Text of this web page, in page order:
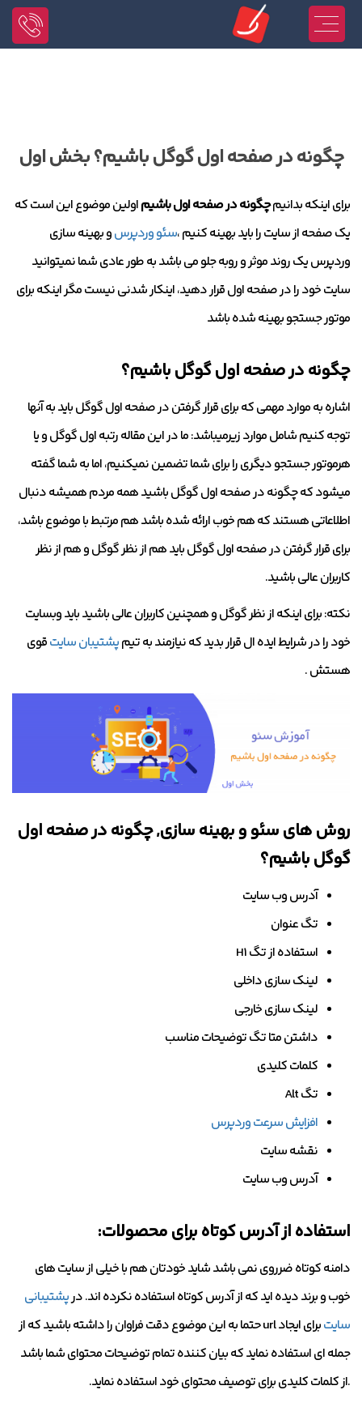
چگونه در صفحه اول گوگل باشیم؟ بخش اول
برای اینکه بدانیمچگونه در صفحه اول باشیماولین موضوع این است که
یک صفحه از سایت را باید بهینه کنیم ،سئو وردپرسو بهینه سازی
وردپرس یک روند موثر و روبه جلو می باشد به طور عادی شما نمیتوانید
سایت خود را در صفحه اول قرار دهید، اینکار شدنی نیست مگر اینکه برای
موتور جستجو بهینه شده باشد
چگونه در صفحه اول گوگل باشیم؟
اشاره به موارد مهمی که برای قرار گرفتن در صفحه اول گوگل باید به آنها
توجه کنیم شامل موارد زیرمیباشد: ما در این مقاله رتبه اول گوگل و یا
هرموتور جستجو دیگری را برای شما تضمین نمیکنیم، اما به شما گفته
میشود که چگونه در صفحه اول گوگل باشید همه مردم همیشه دنبال
اطلاعاتی هستند که هم خوب ارائه شده باشد هم مرتبط با موضوع باشد،
برای قرار گرفتن در صفحه اول گوگل باید هم از نظر گوگل و هم از نظر
کاربران عالی باشید.
نکته: برای اینکه از نظر گوگل و همچنین کاربران عالی باشید باید وبسایت
خود را در شرایط ایده ال قرار بدید که نیازمند به تیمپشتیبان سایتقوی
هستش .
روش های سئو و بهینه سازی, چگونه در صفحه اول
گوگل باشیم؟
آدرس وب سایت
تگ عنوان
استفاده از تگ H1
لینک سازی داخلی
لینک سازی خارجی
داشتن متا تگ توضیحات مناسب
کلمات کلیدی
تگ Alt
افزایش سرعت وردپرس
نقشه سایت
آدرس وب سایت
استفاده از آدرس کوتاه برای محصولات:
دامنه کوتاه ضرروی نمی باشد شاید خودتان هم با خیلی از سایت های
خوب و برند دیده اید که از آدرس کوتاه استفاده نکرده اند. درپشتیبانی
سایت
برای ایجاد url حتما به این موضوع دقت فراوان را داشته باشید که از
جمله ای استفاده نماید که بیان کننده تمام توضیحات محتوای شما باشد
.از کلمات کلیدی برای توصیف محتوای خود استفاده نماید.